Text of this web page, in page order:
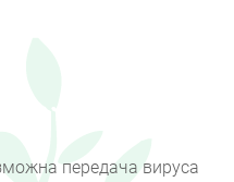
передача вируса